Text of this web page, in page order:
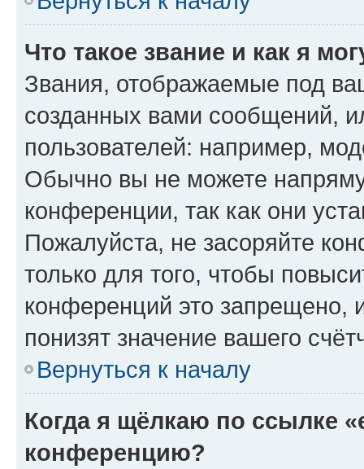
Что такое звание и как я
Звания, отображаемые под
созданных вами сообщений,
пользователей: например,
Обычно вы не можете
конференции, так как они
Пожалуйста, не засоряйте
только для того, чтобы
конференций это запрещено,
понизят значение вашего
Вернуться к началу
Когда я щёлкаю по ссылке
конференцию?